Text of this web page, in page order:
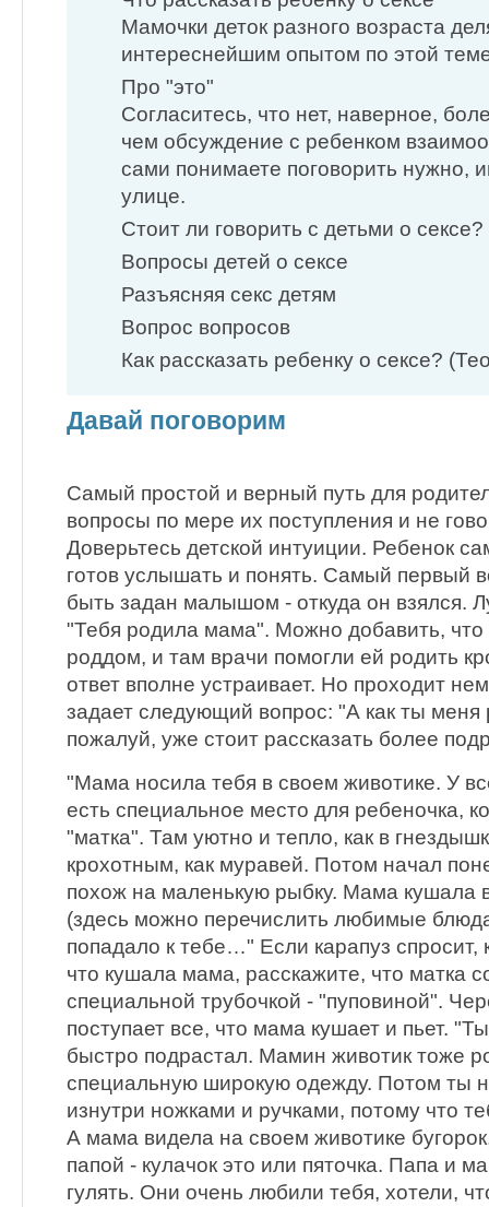
Мамочки деток разного возраста
интереснейшим опытом по этой
Про "это"
Согласитесь, что нет, наверное,
чем обсуждение с ребенком
сами понимаете поговорить нужно,
улице.
Стоит ли говорить с детьми о сексе?
Вопросы детей о сексе
Разъясняя секс детям
Вопрос вопросов
Как рассказать ребенку о сексе?
Давай поговорим
Самый простой и верный путь для
вопросы по мере их поступления и не
Доверьтесь детской интуиции. Ребенок
готов услышать и понять. Самый первый
быть задан малышом - откуда он взялся.
"Тебя родила мама". Можно добавить,
роддом, и там врачи помогли ей родить
ответ вполне устраивает. Но проходит
задает следующий вопрос: "А как ты меня
пожалуй, уже стоит рассказать более
"Мама носила тебя в своем животике. У
есть специальное место для ребеночка,
"матка". Там уютно и тепло, как в
крохотным, как муравей. Потом начал
похож на маленькую рыбку. Мама кушала
(здесь можно перечислить любимые
попадало к тебе…" Если карапуз спросит,
что кушала мама, расскажите, что матка
специальной трубочкой - "пуповиной".
поступает все, что мама кушает и пьет.
быстро подрастал. Мамин животик тоже
специальную широкую одежду. Потом ты
изнутри ножками и ручками, потому что
А мама видела на своем животике
папой - кулачок это или пяточка. Папа и
гулять. Они очень любили тебя, хотели,